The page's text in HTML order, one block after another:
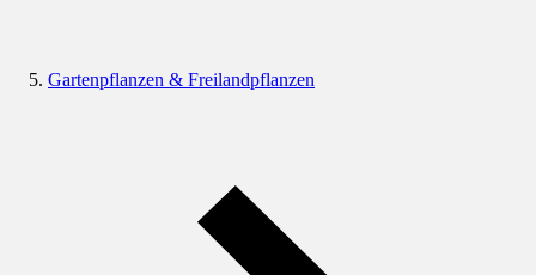
Gartenpflanzen & Freilandpflanzen